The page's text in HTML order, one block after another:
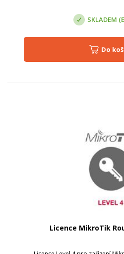
SKLADEM
Do
Licence MikroTik